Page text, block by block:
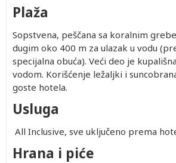
Plaža
Sopstvena, peščana sa koralnim
dugim oko 400 m za ulazak u vodu
specijalna obuća). Veći deo je
vodom. Korišćenje ležaljki i
goste hotela.
Usluga
All Inclusive, sve uključeno prema
Hrana i piće